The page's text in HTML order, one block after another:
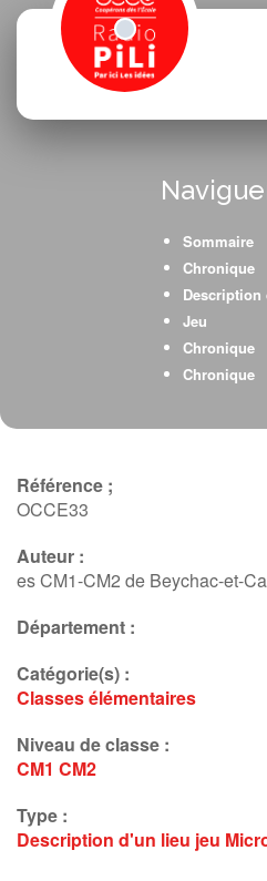
Sommaire
Chronique
Description
Jeu
Chronique
Chronique
Référence ;
OCCE33
Auteur :
es CM1-CM2 de Beychac-et-
Département :
Catégorie(s) :
Classes élémentaires
Niveau de classe :
CM1 CM2
Type :
Description d'un lieu jeu